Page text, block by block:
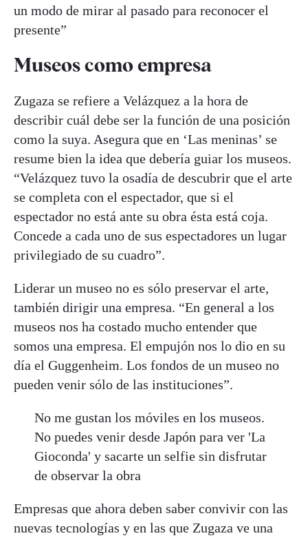
un modo de mirar al pasado para reconocer el
presente”
Museos como empresa
Zugaza se refiere a Velázquez a la hora de
describir cuál debe ser la función de una posición
como la suya. Asegura que en ‘Las meninas’ se
resume bien la idea que debería guiar los museos.
“Velázquez tuvo la osadía de descubrir que el arte
se completa con el espectador, que si el
espectador no está ante su obra ésta está coja.
Concede a cada uno de sus espectadores un lugar
privilegiado de su cuadro”.
Liderar un museo no es sólo preservar el arte,
también dirigir una empresa. “En general a los
museos nos ha costado mucho entender que
somos una empresa. El empujón nos lo dio en su
día el Guggenheim. Los fondos de un museo no
pueden venir sólo de las instituciones”.
No me gustan los móviles en los museos.
No puedes venir desde Japón para ver 'La
Gioconda' y sacarte un selfie sin disfrutar
de observar la obra
Empresas que ahora deben saber convivir con las
nuevas tecnologías y en las que Zugaza ve una